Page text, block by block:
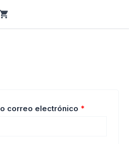
correo electrónico *